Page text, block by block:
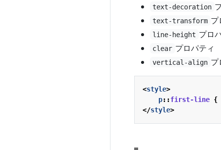
text-decoration
text-transform プ
line-height プロ
clear プロパティ
vertical-align プ
<style>
p::first-line {
</style>